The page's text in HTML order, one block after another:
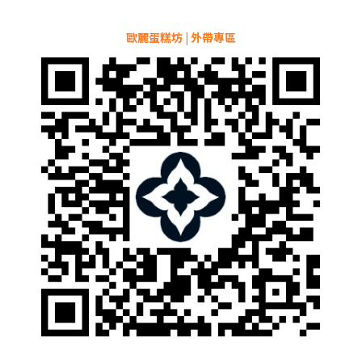
歐麗蛋糕坊 | 外帶專區